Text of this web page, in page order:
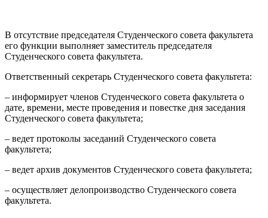
В отсутствие председателя Студенческого совета факультета
его функции выполняет заместитель председателя
Студенческого совета факультета.
Ответственный секретарь Студенческого совета факультета:
– информирует членов Студенческого совета факультета о
дате, времени, месте проведения и повестке дня заседания
Студенческого совета факультета;
– ведет протоколы заседаний Студенческого совета
факультета;
– ведет архив документов Студенческого совета факультета;
– осуществляет делопроизводство Студенческого совета
факультета.